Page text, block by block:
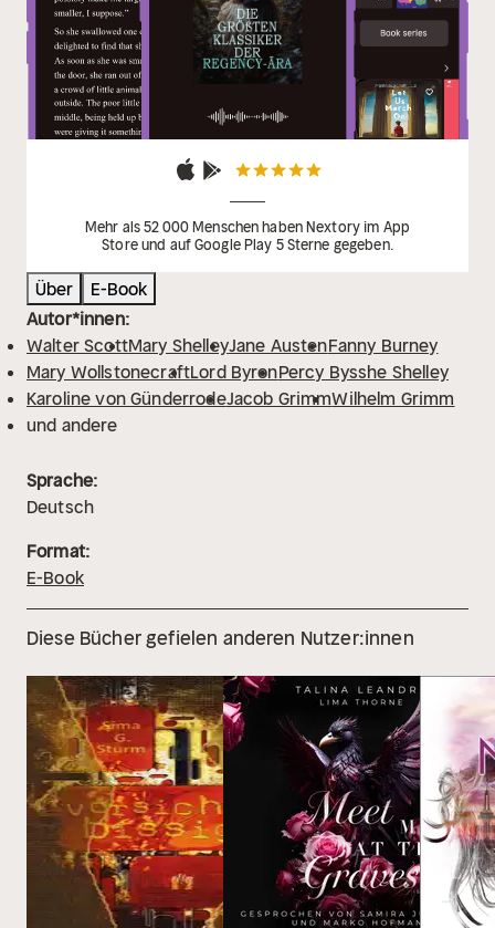
Naubert) Geschichte des Fräuleins von Sternheim
(Sophie von La Roche) Corinna oder Italien (Germaine
de Staël) Über Deutschland (Germaine de
Staël) Rinaldo Rinaldini der Räuberhauptmann
(Christian August Vulpius) Der schweizerische
Mehr als 52 000 Menschen haben Nextory im App
Store und auf Google Play 5 Sterne gegeben.
Über
E-Book
Autor*innen:
Walter ScottMary ShelleyJane AustenFanny Burney
Mary WollstonecraftLord ByronPercy Bysshe Shelley
Karoline von GünderrodeJacob GrimmWilhelm Grimm
und andere
Sprache:
Deutsch
Format:
E-Book
Diese Bücher gefielen anderen Nutzer:innen